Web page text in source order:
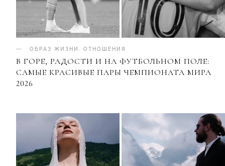
ОБРАЗ ЖИЗНИ ОТНОШЕНИЯ
В ГОРЕ, РАДОСТИ И НА ФУТБОЛЬНОМ ПОЛЕ:
САМЫЕ КРАСИВЫЕ ПАРЫ ЧЕМПИОНАТА МИРА
2026